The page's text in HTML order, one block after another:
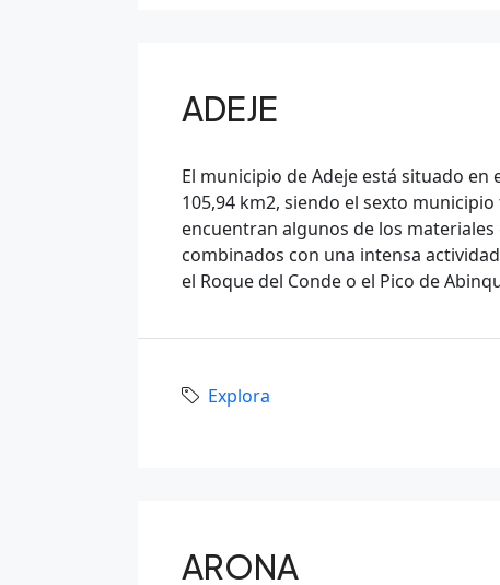
ADEJE
El municipio de Adeje está situado
105,94 km2, siendo el sexto
encuentran algunos de los
combinados con una intensa
el Roque del Conde o el Pico de
Explora
ARONA